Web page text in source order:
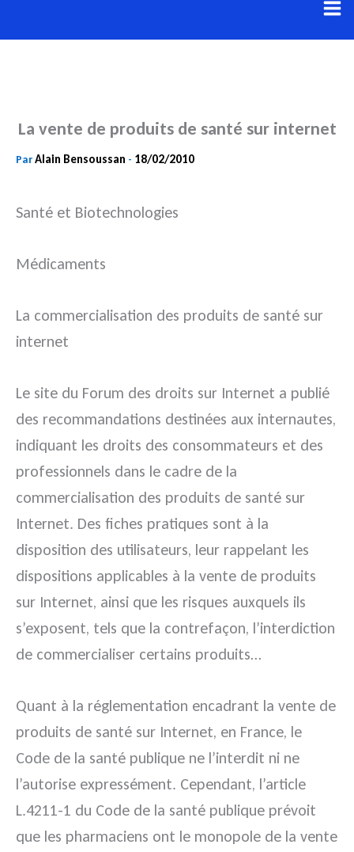
au
La vente de produits de santé sur internet
ParAlain Bensoussan - 18/02/2010
Santé et Biotechnologies
Médicaments
La commercialisation des produits de santé sur
internet
Le site du Forum des droits sur Internet a publié
des recommandations destinées aux internautes,
indiquant les droits des consommateurs et des
professionnels dans le cadre de la
commercialisation des produits de santé sur
Internet. Des fiches pratiques sont à la
disposition des utilisateurs, leur rappelant les
dispositions applicables à la vente de produits
sur Internet, ainsi que les risques auxquels ils
s’exposent, tels que la contrefaçon, l’interdiction
de commercialiser certains produits…
Quant à la réglementation encadrant la vente de
produits de santé sur Internet, en France, le
Code de la santé publique ne l’interdit ni ne
l’autorise expressément. Cependant, l’article
L.4211-1 du Code de la santé publique prévoit
que les pharmaciens ont le monopole de la vente